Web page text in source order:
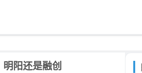
阳还是融创